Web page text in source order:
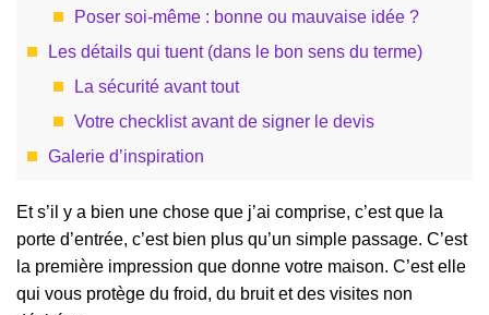
Poser soi-même : bonne ou mauvaise idée ?
Les détails qui tuent (dans le bon sens du terme)
La sécurité avant tout
Votre checklist avant de signer le devis
Galerie d’inspiration
Et s’il y a bien une chose que j’ai comprise, c’est que la
porte d’entrée, c’est bien plus qu’un simple passage. C’est
la première impression que donne votre maison. C’est elle
qui vous protège du froid, du bruit et des visites non